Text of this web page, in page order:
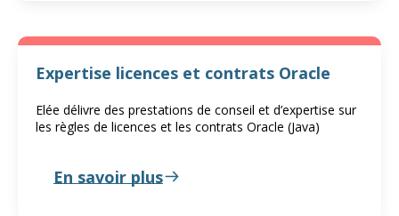
Expertise licences et contrats Oracle
Elée délivre des prestations de conseil et d’expertise sur
les règles de licences et les contrats Oracle (Java)
En savoir plus